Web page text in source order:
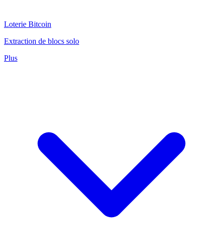
Loterie Bitcoin
Extraction de blocs solo
Plus